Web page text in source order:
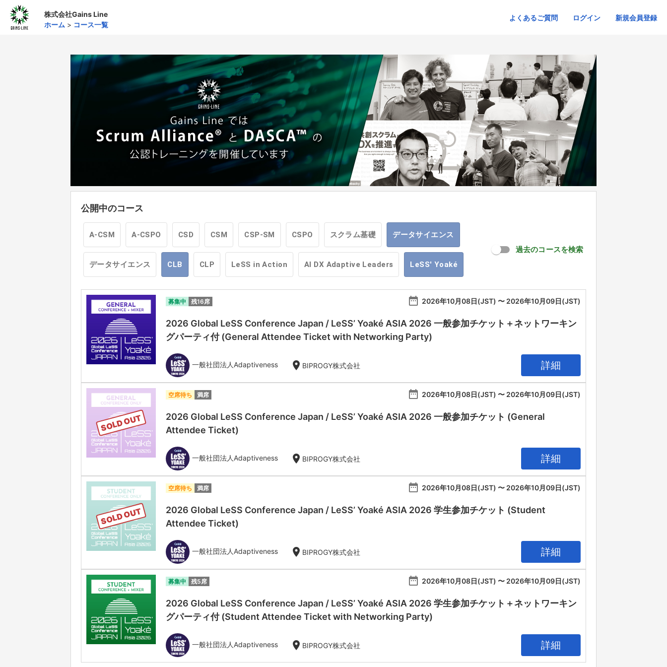
株式会社Gains Line
ホーム > コース一覧
よくあるご質問 ログイン 新規会員登録
公開中のコース
A-CSM A-CSPO CSD CSM CSP-SM CSPO スクラム基礎 データサイエンス
データサイエンス CLB CLP LeSS in Action AI DX Adaptive Leaders LeSS' Yoaké
過去のコースを検索
募集中 残16席 date_range 2026年10月08日(JST) 〜 2026年10月09日(JST)
2026 Global LeSS Conference Japan / LeSS’ Yoaké ASIA 2026 一般参加チケット＋ネットワーキン
グパーティ付 (General Attendee Ticket with Networking Party)
一般社団法人Adaptiveness location_on BIPROGY株式会社 詳細
SOLD OUT
空席待ち 満席 date_range 2026年10月08日(JST) 〜 2026年10月09日(JST)
2026 Global LeSS Conference Japan / LeSS’ Yoaké ASIA 2026 一般参加チケット (General
Attendee Ticket)
一般社団法人Adaptiveness location_on BIPROGY株式会社 詳細
SOLD OUT
空席待ち 満席 date_range 2026年10月08日(JST) 〜 2026年10月09日(JST)
2026 Global LeSS Conference Japan / LeSS’ Yoaké ASIA 2026 学生参加チケット (Student
Attendee Ticket)
一般社団法人Adaptiveness location_on BIPROGY株式会社 詳細
募集中 残5席 date_range 2026年10月08日(JST) 〜 2026年10月09日(JST)
2026 Global LeSS Conference Japan / LeSS’ Yoaké ASIA 2026 学生参加チケット＋ネットワーキン
グパーティ付 (Student Attendee Ticket with Networking Party)
一般社団法人Adaptiveness location_on BIPROGY株式会社 詳細